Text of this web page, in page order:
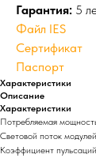
Гарантия: 5
Файл IES
Сертификат
Паспорт
Характеристики
Описание
Характеристики
Потребляемая
Световой поток
Коэффициент